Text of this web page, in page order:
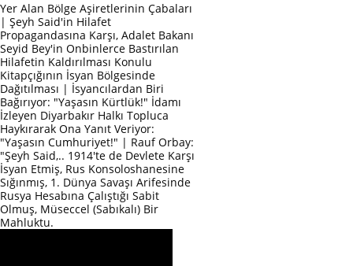
Yer Alan Bölge Aşiretlerinin Çabaları
| Şeyh Said'in Hilafet
Propagandasına Karşı, Adalet Bakanı
Seyid Bey'in Onbinlerce Bastırılan
Hilafetin Kaldırılması Konulu
Kitapçığının İsyan Bölgesinde
Dağıtılması | İsyancılardan Biri
Bağırıyor: "Yaşasın Kürtlük!" İdamı
İzleyen Diyarbakır Halkı Topluca
Haykırarak Ona Yanıt Veriyor:
"Yaşasın Cumhuriyet!" | Rauf Orbay:
"Şeyh Said,.. 1914'te de Devlete Karşı
İsyan Etmiş, Rus Konsoloshanesine
Sığınmış, 1. Dünya Savaşı Arifesinde
Rusya Hesabına Çalıştığı Sabit
Olmuş, Müseccel (Sabıkalı) Bir
Mahluktu.